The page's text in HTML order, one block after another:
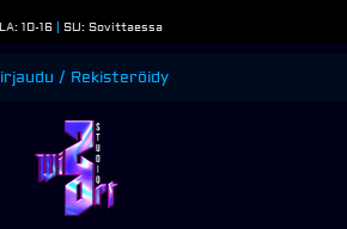
LA: 10-16 | SU: Sovittaessa
/ Rekisteröidy